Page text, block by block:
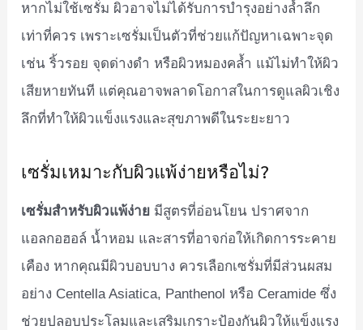
หากไม่ใช้เซรั่ม ผิวอาจไม่ได้รับการบำรุงอย่างล้ำลึก
เท่าที่ควร เพราะเซรั่มเป็นตัวที่ช่วยแก้ปัญหาเฉพาะจุด
เช่น ริ้วรอย จุดด่างดำ หรือผิวหมองคล้ำ แม้ไม่ทำให้ผิว
เสียหายทันที แต่คุณอาจพลาดโอกาสในการดูแลผิวเชิง
ลึกที่ทำให้ผิวแข็งแรงและสุขภาพดีในระยะยาว
เซรั่มเหมาะกับผิวแพ้ง่ายหรือไม่?
เซรั่มสำหรับผิวแพ้ง่าย มีสูตรที่อ่อนโยน ปราศจาก
แอลกอฮอล์ น้ำหอม และสารที่อาจก่อให้เกิดการระคาย
เคือง หากคุณมีผิวบอบบาง ควรเลือกเซรั่มที่มีส่วนผสม
อย่าง Centella Asiatica, Panthenol หรือ Ceramide ซึ่ง
ช่วยปลอบประโลมและเสริมเกราะป้องกันผิวให้แข็งแรง